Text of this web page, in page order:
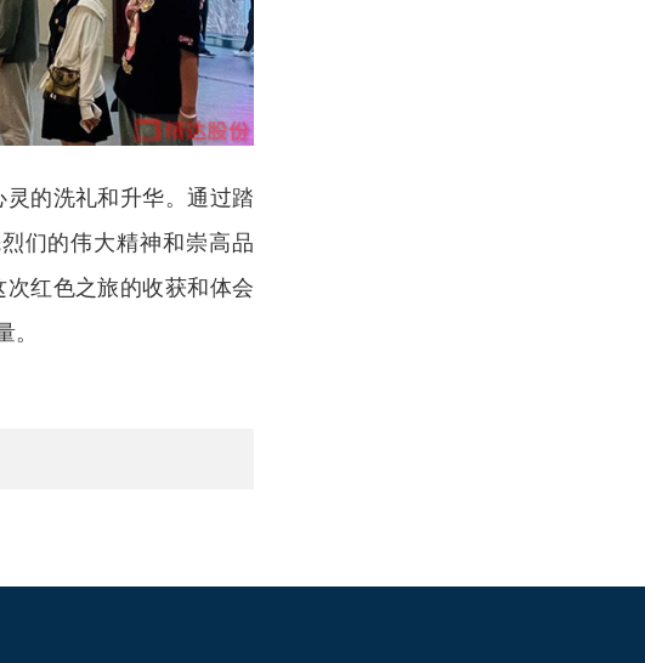
的洗礼和升华。通过踏
们的伟大精神和崇高品
红色之旅的收获和体会
。